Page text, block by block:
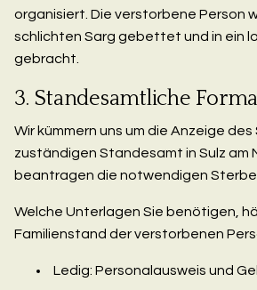
organisiert. Die verstorbene Person
schlichten Sarg gebettet und in ein
gebracht.
3. Standesamtliche
Wir kümmern uns um die Anzeige
zuständigen Standesamt in Sulz am
beantragen die notwendigen
Welche Unterlagen Sie benötigen,
Familienstand der verstorbenen
Ledig: Personalausweis und